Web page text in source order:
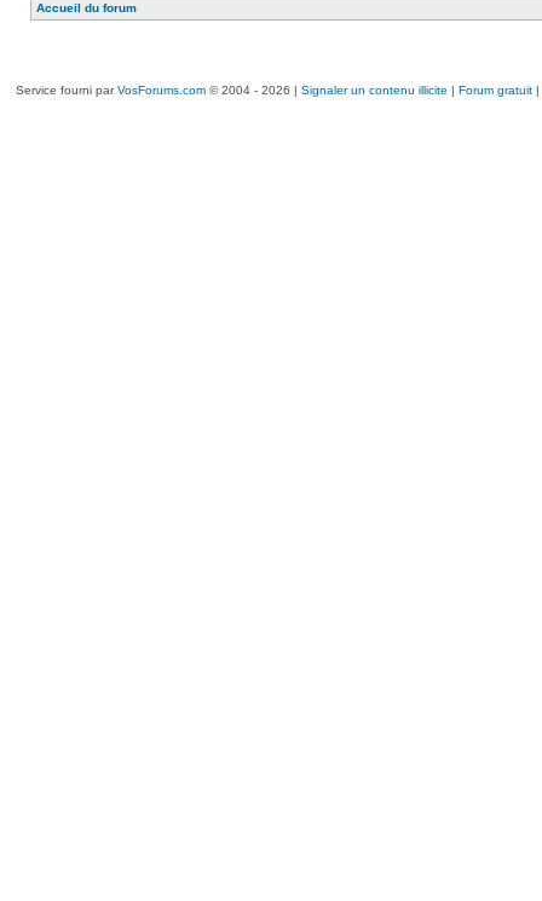
Accueil du forum
Service fourni parVosForums.com© 2004 - 2026 | Signaler un contenu illicite | Forum gratuit|